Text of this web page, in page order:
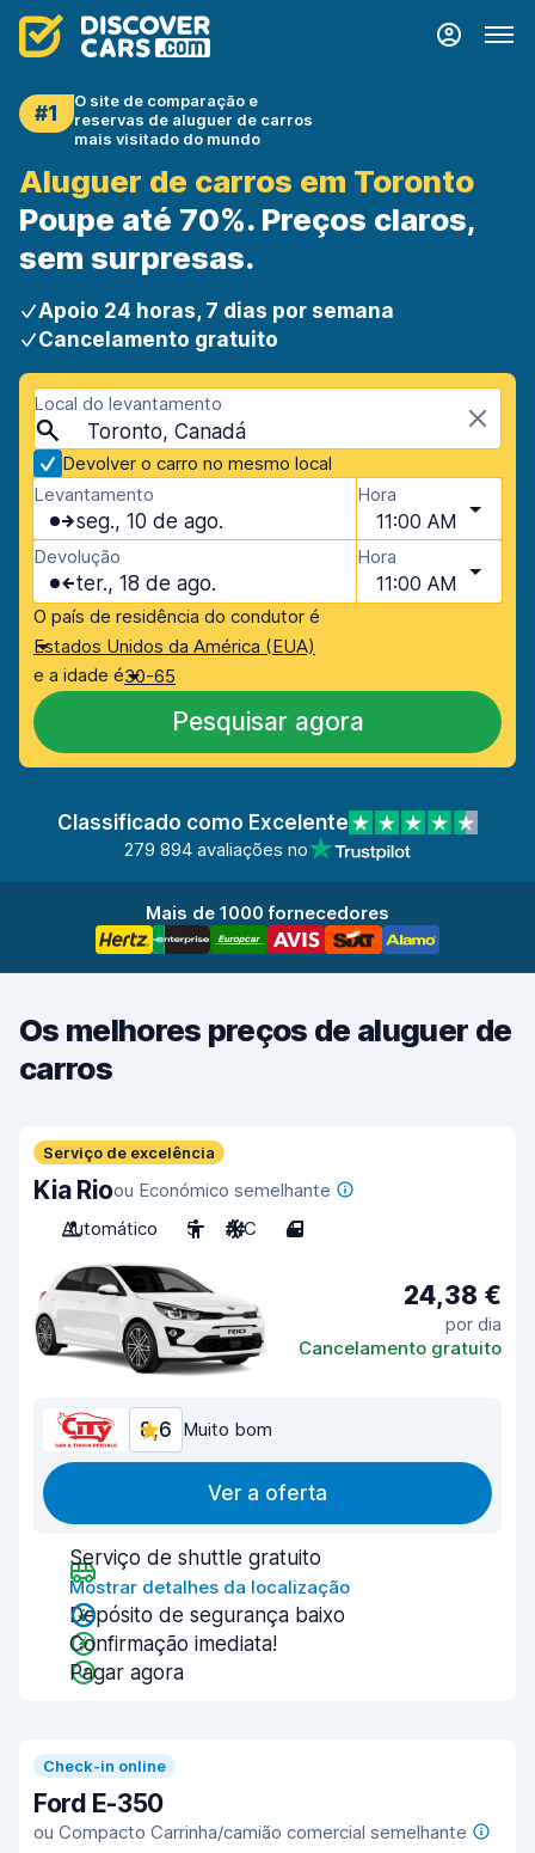
#1
O site de comparação e
reservas de aluguer de carros
mais visitado do mundo
Aluguer de carros em Toronto
Poupe até 70%. Preços claros,
sem surpresas.
Apoio 24 horas, 7 dias por semana
Cancelamento gratuito
Local do levantamento
Toronto, Canadá
Devolver o carro no mesmo local
Levantamento
seg., 10 de ago.
Hora
11:00 AM
Devolução
ter., 18 de ago.
Hora
11:00 AM
O país de residência do condutor é
Estados Unidos da América (EUA)
e a idade é30-65
Pesquisar agora
Classificado como Excelente
279 894 avaliações no
Mais de 1000 fornecedores
Os melhores preços de aluguer de
carros
Serviço de excelência
Kia Rioou Económico semelhante
Automático
5 A/C 4
24,38 €
por dia
Cancelamento gratuito
8,6 Muito bom
Ver a oferta
Serviço de shuttle gratuito
Mostrar detalhes da localização
Depósito de segurança baixo
Confirmação imediata!
Pagar agora
Check-in online
Ford E-350
ou Compacto Carrinha/camião comercial semelhante